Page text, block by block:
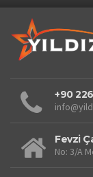
+90
Fevzi
No: 3/A